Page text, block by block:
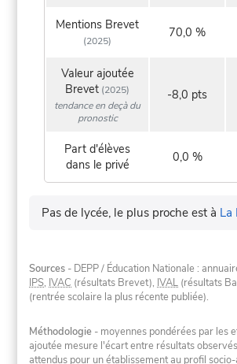
Mentions Brevet
(2025)
70,0 %
Valeur ajoutée
Brevet (2025)
tendance en deçà du
pronostic
-8,0 pts
Part d'élèves
dans le privé
0,0 %
Pas de lycée, le plus proche est à La
Sources - DEPP / Éducation Nationale :
IPS, IVAC (résultats Brevet), IVAL (résultats
(rentrée scolaire la plus récente publiée).
Méthodologie - moyennes pondérées par les
ajoutée mesure l'écart entre résultats
attendus pour un établissement au profil